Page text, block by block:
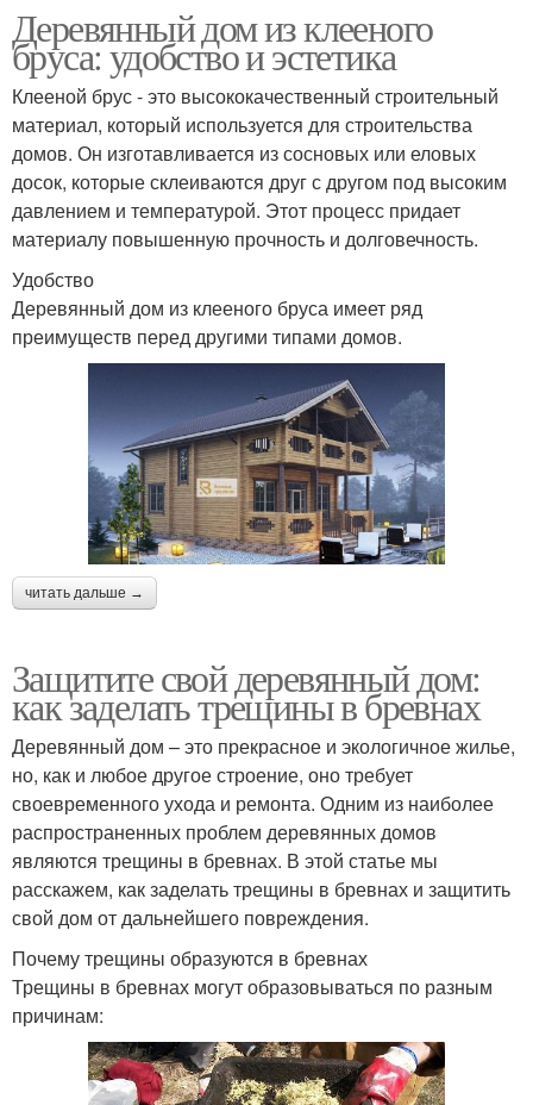
Деревянный дом из клееного
бруса: удобство и эстетика
Клееной брус - это высококачественный строительный
материал, который используется для строительства
домов. Он изготавливается из сосновых или еловых
досок, которые склеиваются друг с другом под высоким
давлением и температурой. Этот процесс придает
материалу повышенную прочность и долговечность.
Удобство
Деревянный дом из клееного бруса имеет ряд
преимуществ перед другими типами домов.
читать дальше →
Защитите свой деревянный дом:
как заделать трещины в бревнах
Деревянный дом – это прекрасное и экологичное жилье,
но, как и любое другое строение, оно требует
своевременного ухода и ремонта. Одним из наиболее
распространенных проблем деревянных домов
являются трещины в бревнах. В этой статье мы
расскажем, как заделать трещины в бревнах и защитить
свой дом от дальнейшего повреждения.
Почему трещины образуются в бревнах
Трещины в бревнах могут образовываться по разным
причинам: